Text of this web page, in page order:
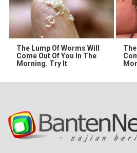
The Lump Of Worms Will
Come Out Of You In The
Morning. Try It